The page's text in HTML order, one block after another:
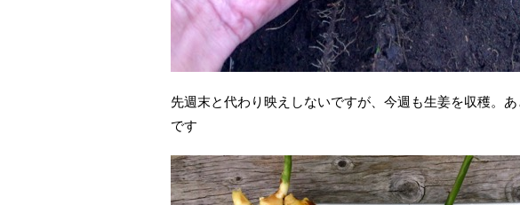
先週末と代わり映えしないですが、今週も生姜を収穫。
です